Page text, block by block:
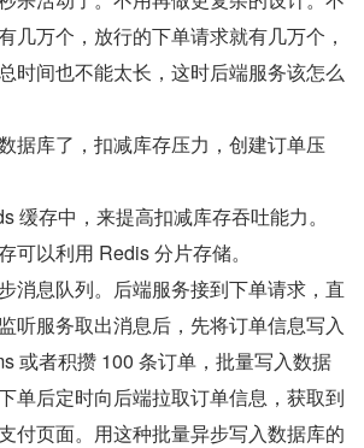
几万个，放行的下单请求就有几万个，
时间也不能太长，这时后端服务该怎么
据库了，扣减库存压力，创建订单压
缓存中，来提高扣减库存吞吐能力。
可以利用 Redis 分片存储。
消息队列。后端服务接到下单请求，直
听服务取出消息后，先将订单信息写入
或者积攒 100 条订单，批量写入数据
单后定时向后端拉取订单信息，获取到
付页面。用这种批量异步写入数据库的